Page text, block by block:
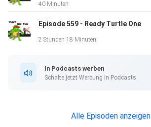
40 Minuten
Episode 559 - Ready Turtle One
2 Stunden 18 Minuten
In Podcasts werben
Schalte jetzt Werbung in Podcasts.
Alle Episoden anzeigen